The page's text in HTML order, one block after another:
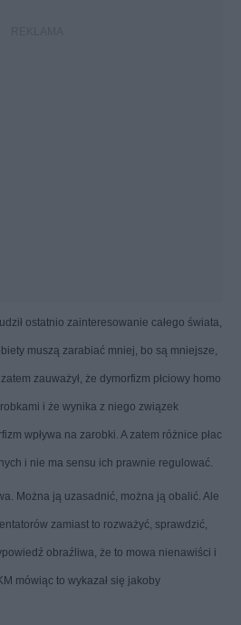
ostatnio zainteresowanie całego świata,
muszą zarabiać mniej, bo są mniejsze,
zauważył, że dymorfizm płciowy homo
i że wynika z niego związek
wpływa na zarobki. A zatem różnice płac
i nie ma sensu ich prawnie regulować.
Można ją uzasadnić, można ją obalić. Ale
zamiast to rozważyć, sprawdzić,
obraźliwa, że to mowa nienawiści i
mówiąc to wykazał się jakoby